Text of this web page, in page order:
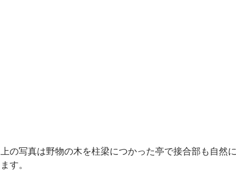
上の写真は野物の木を柱梁につかった亭で接合部も自然
ます。